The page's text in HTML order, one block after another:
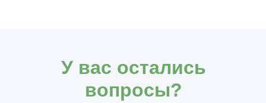
У вас остались
вопросы?